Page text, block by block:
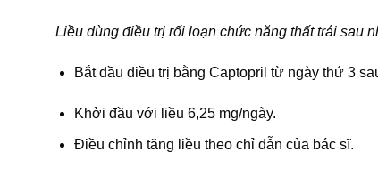
Liều dùng điều trị rối loạn chức năng thất trái sau
Bắt đầu điều trị bằng Captopril từ ngày thứ 3
Khởi đầu với liều 6,25 mg/ngày.
Điều chỉnh tăng liều theo chỉ dẫn của bác sĩ.